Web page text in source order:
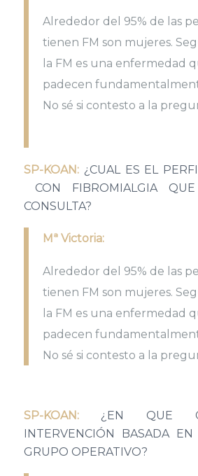
Alrededor del 95% de las
tienen FM son mujeres.
la FM es una enfermedad
padecen
No sé si contesto a la
SP-KOAN:¿CUAL ES EL
CON FIBROMIALGIA
CONSULTA?
Mª Victoria:
Alrededor del 95% de las
tienen FM son mujeres.
la FM es una enfermedad
padecen
No sé si contesto a la
SP-KOAN:¿EN QUE
INTERVENCIÓN BASADA
GRUPO OPERATIVO?